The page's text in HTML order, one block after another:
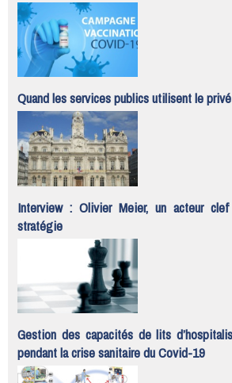
Quand les services publics utilisent le
Interview : Olivier Meier, un acteur
stratégie
Gestion des capacités de lits
pendant la crise sanitaire du Covid-19